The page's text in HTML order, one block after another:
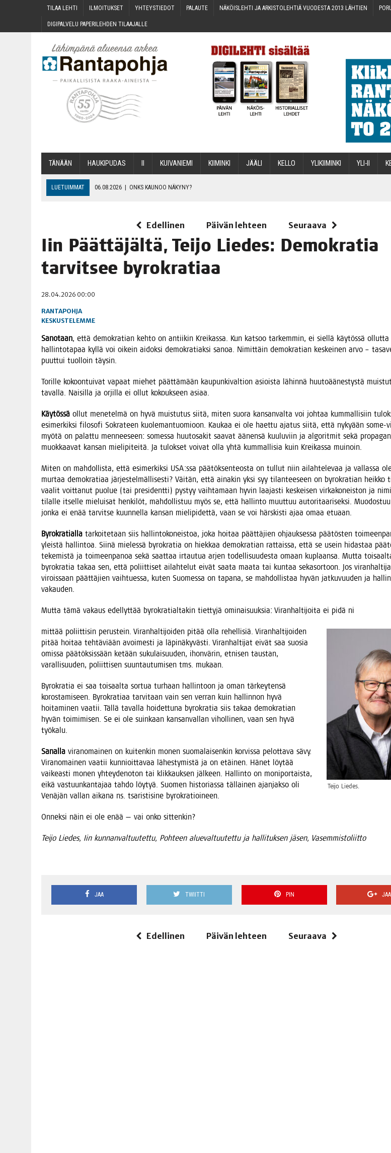
TILAA LEH­TI ILMOI­TUK­SET YHTEYS­TIE­DOT PALAU­TE NÄKÖIS­LEH­TI JA ARKIS­TO­LEH­TIÄ VUO­DES­TA 2013 LÄHTIEN
DIGI­PAL­VE­LU PAPE­RI­LEH­DEN TILAAJALLE
TÄNÄÄN HAU­KI­PU­DAS KUI­VA­NIE­MI KII­MIN­KI JÄÄ­LI KEL­LO YLI­KII­MIN­KI YLI-II
LUETUIMMAT 06.08.2026 | ONKS KAU­NOO NÄKYNY?
OPIN­TOI­HIN KAN­SA­LAIS­OPIS­TOS­SA VOI SAA­DA AVUSTUSTA
06.08.2026 | TOI­VEI­DEN KOTI IISTÄ!
06.08.2026 | KII­MIN­KI­PÄI­VÄT JÄR­JES­TE­TÄÄN PERIN­TEI­TÄ KUNNIOITTAEN
Edellinen Päivän lehteen Seuraava
Iin Päät­tä­jäl­tä, Tei­jo Lie­des: Demo­kra­tia
tar­vit­see byrokratiaa
28.04.2026 00:00
RANTAPOHJA
KESKUSTELEMME
Sano­taan, että demo­kra­tian keh­to on antii­kin Krei­kas­sa. Kun kat­soo tar­kem­min, ei siel­lä käy­tös­sä ollut­ta
hal­lin­to­ta­paa kyl­lä voi oikein aidok­si demo­kra­tiak­si sanoa. Nimit­täin demo­kra­tian kes­kei­nen arvo –
puut­tui tuol­loin täysin.
Toril­le kokoon­tui­vat vapaat mie­het päät­tä­mään kau­pun­ki­val­tion asiois­ta lähin­nä huu­to­ää­nes­tys­tä
taval­la. Nai­sil­la ja orjil­la ei ollut kokouk­seen asiaa.
Käy­tös­sä ollut mene­tel­mä on hyvä muis­tu­tus sii­tä, miten suo­ra kan­san­val­ta voi joh­taa kum­mal­li­siin
esi­mer­kik­si filo­so­fi Sokra­teen kuo­le­man­tuo­mioon. Kau­kaa ei ole haet­tu aja­tus sii­tä, että nyky­ään some-
myö­tä on palat­tu men­nee­seen: somes­sa huu­to­sa­kit saa­vat äänen­sä kuu­lu­viin ja algo­rit­mit sekä
muok­kaa­vat kan­san mie­li­pi­tei­tä. Ja tulok­set voi­vat olla yhtä kum­mal­li­sia kuin Krei­kas­sa muinoin.
Miten on mah­dol­lis­ta, että esi­mer­kik­si USA:ssa pää­tök­sen­teos­ta on tul­lut niin ailah­te­le­vaa ja val­las­sa
mur­taa demo­kra­ti­aa jär­jes­tel­mäl­li­ses­ti? Väi­tän, että aina­kin yksi syy tilan­tee­seen on byro­kra­tian heik­ko
vaa­lit voit­ta­nut puo­lue (tai pre­si­dent­ti) pys­tyy vaih­ta­maan hyvin laa­jas­ti kes­kei­sen vir­ka­ko­neis­ton ja
tilal­le itsel­le mie­lui­sat hen­ki­löt, mah­dol­lis­tuu myös se, että hal­lin­to muut­tuu auto­ri­taa­ri­sek­si.
jon­ka ei enää tar­vit­se kuun­nel­la kan­san mie­li­pi­det­tä, vaan se voi härs­kis­ti ajaa omaa etuaan.
Byro­kra­tial­la tar­koi­te­taan siis hal­lin­to­ko­neis­toa, joka hoi­taa päät­tä­jien ohjauk­ses­sa pää­tös­ten
yleis­tä hal­lin­toa. Sii­nä mie­les­sä byro­kra­tia on hiek­kaa demo­kra­tian rat­tais­sa, että se usein hidas­taa
teke­mis­tä ja toi­meen­pa­noa sekä saat­taa irtau­tua arjen todel­li­suu­des­ta omaan kuplaan­sa. Mut­ta
byro­kra­tia takaa sen, että poliit­ti­set ailah­te­lut eivät saa­ta maa­ta tai kun­taa seka­sor­toon. Jos
virois­saan päät­tä­jien vaih­tues­sa, kuten Suo­mes­sa on tapa­na, se mah­dol­lis­taa hyvän jat­ku­vuu­den ja
vakauden.
Mut­ta tämä vakaus edel­lyt­tää byro­kra­tial­ta­kin tiet­ty­jä omi­nai­suuk­sia: Viran­hal­ti­joi­ta ei pidä ni
Tei­jo Liedes.
mit­tää poliit­ti­sin perus­tein. Viran­hal­ti­joi­den pitää olla rehel­li­siä. Viran­hal­ti­joi­den
pitää hoi­taa teh­tä­vi­ään avoi­mes­ti ja läpi­nä­ky­väs­ti. Viran­hal­ti­jat eivät saa suo­sia
omis­sa pää­tök­sis­sään ketään suku­lai­suu­den, ihon­vä­rin, etni­sen taus­tan,
varal­li­suu­den, poliit­ti­sen suun­tau­tu­mi­sen tms. mukaan.
Byro­kra­tia ei saa toi­saal­ta sor­tua tur­haan hal­lin­toon ja oman tär­key­ten­sä
koros­ta­mi­seen. Byro­kra­ti­aa tar­vi­taan vain sen ver­ran kuin hal­lin­non hyvä
hoi­ta­mi­nen vaa­tii. Täl­lä taval­la hoi­det­tu­na byro­kra­tia siis takaa demo­kra­tian
hyvän toi­mi­mi­sen. Se ei ole suin­kaan kan­san­val­lan vihol­li­nen, vaan sen hyvä
työkalu.
Sanal­la viran­omai­nen on kui­ten­kin monen suo­ma­lai­sen­kin kor­vis­sa pelot­ta­va sävy.
Viran­omai­nen vaa­tii kun­nioit­ta­vaa lähes­ty­mis­tä ja on etäi­nen. Hänet löy­tää
vai­keas­ti monen yhtey­den­o­ton tai klik­kauk­sen jäl­keen. Hal­lin­to on moni­por­tais­ta,
eikä vas­tuun­kan­ta­jaa tah­do löy­tyä. Suo­men his­to­rias­sa täl­lai­nen ajan­jak­so oli
Venä­jän val­lan aika­na ns. tsa­ris­ti­si­ne byrokratioineen.
Onnek­si näin ei ole enää — vai onko sittenkin?
Tei­jo Lie­des, Iin kun­nan­val­tuu­tet­tu, Poh­teen alue­val­tuu­tet­tu ja hal­li­tuk­sen jäsen, Vasemmistoliitto
JAA TWIITTI PIN JAA
Edellinen Päivän lehteen Seuraava